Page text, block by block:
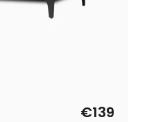
€139